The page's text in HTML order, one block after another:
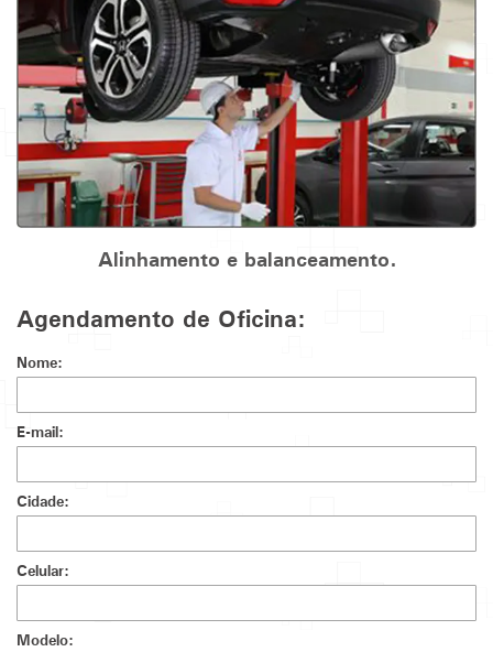
Alinhamento e balanceamento.
Agendamento de Oficina:
Nome:
E-mail:
Cidade:
Celular:
Modelo: